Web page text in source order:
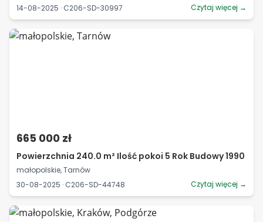
14-08-2025 · C206-SD-30997
Czytaj więcej →
665 000 zł
Powierzchnia 240.0 m² Ilość pokoi 5 Rok Budowy 1990
małopolskie, Tarnów
30-08-2025 · C206-SD-44748
Czytaj więcej →